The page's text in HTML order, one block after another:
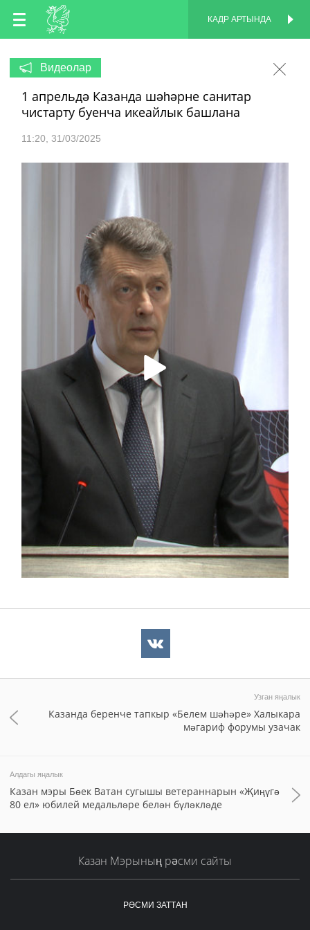
TT
EN
КАДР АРТЫНДА
Видеолар
1 апрельдә Казанда шәһәрне санитар
чистарту буенча икеайлык башлана
11:20 31/03/2025
Узган яңалык
Казанда беренче тапкыр «Белем шәһәре» Халыкара
мәгариф форумы узачак
Алдагы яңалык
Казан мэры Бөек Ватан сугышы ветераннарын «Җиңүгә
80 ел» юбилей медальләре белән бүләкләде
Казан Мэрының рәсми сайты
РӘСМИ ЗАТТАН
КАДР АРТЫНДА